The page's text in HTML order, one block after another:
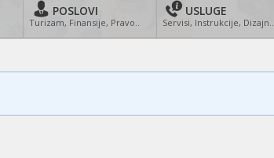
POSLOVI
Turizam, Finansije, Pravo..
USLUGE
Servisi, Instrukcije, Dizajn..